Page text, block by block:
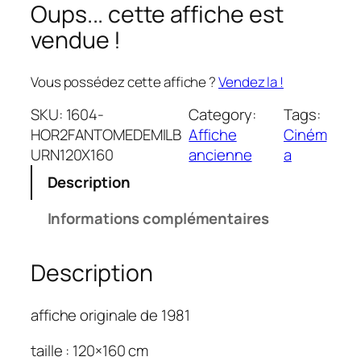
Oups... cette affiche est
vendue !
Vous possédez cette affiche ?Vendez la !
SKU: 1604-
HOR2FANTOMEDEMILB
URN120X160
Category:
Affiche
ancienne
Tags:
Ciném
a
Description
Informations complémentaires
Description
affiche originale de 1981
taille : 120×160 cm